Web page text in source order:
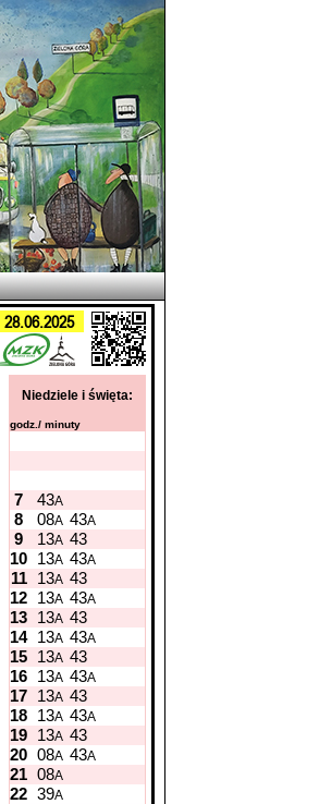
28.06.2025
Niedziele i święta:
godz./ minuty
7 43A
8 08A 43A
9 13A 43
10 13A 43A
11 13A 43
12 13A 43A
13 13A 43
14 13A 43A
15 13A 43
16 13A 43A
17 13A 43
18 13A 43A
19 13A 43
20 08A 43A
21 08A
22 39A